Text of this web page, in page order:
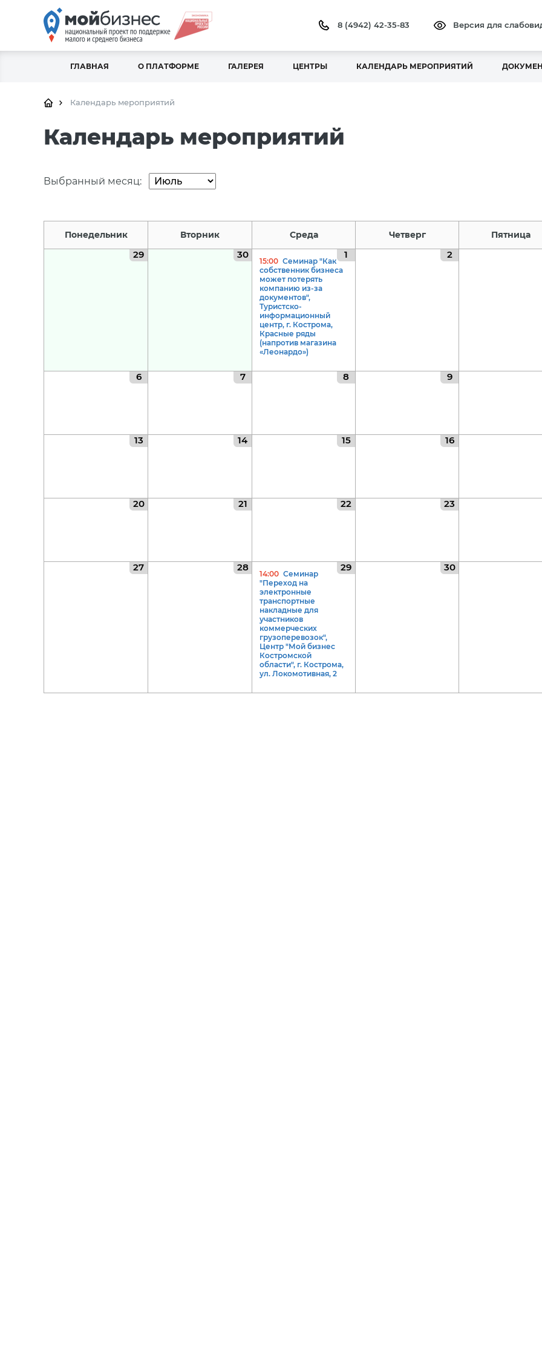
8 (4942) 42-35-83 Версия для
ГЛАВНАЯ О ПЛАТФОРМЕ ГАЛЕРЕЯ ЦЕНТРЫ КАЛЕНДАРЬ МЕРОПРИЯТИЙ
Календарь мероприятий
Календарь мероприятий
Выбранный месяц:
Понедельник Вторник Среда Четверг Пятница
29 30 1
15:00 Семинар "Как
собственник бизнеса
может потерять
компанию из-за
документов",
Туристско-
информационный
центр, г. Кострома,
Красные ряды
(напротив магазина
«Леонардо»)
2
6 7 8 9
13 14 15 16
20 21 22 23
27 28 29
14:00 Семинар
"Переход на
электронные
транспортные
накладные для
участников
коммерческих
грузоперевозок",
Центр "Мой бизнес
Костромской
области", г. Кострома,
ул. Локомотивная, 2
30